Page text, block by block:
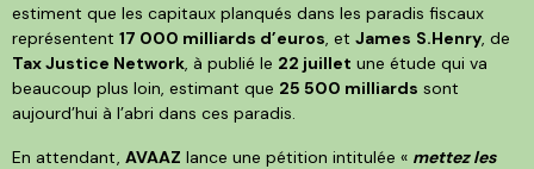
estiment que les capitaux planqués dans les paradis fiscaux
représentent 17 000 milliards d’euros , et James S.Henry , de
Tax Justice Network , à publié le 22 juillet une étude qui va
beaucoup plus loin, estimant que 25 500 milliards sont
aujourd’hui à l’abri dans ces paradis.
En attendant, AVAAZ lance une pétition intitulée « mettez les